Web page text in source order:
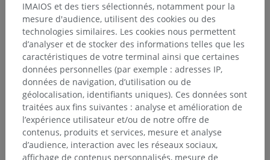
IMAIOS et des tiers sélectionnés, notamment pour la
mesure d'audience, utilisent des cookies ou des
technologies similaires. Les cookies nous permettent
d’analyser et de stocker des informations telles que les
caractéristiques de votre terminal ainsi que certaines
données personnelles (par exemple : adresses IP,
données de navigation, d’utilisation ou de
géolocalisation, identifiants uniques). Ces données sont
traitées aux fins suivantes : analyse et amélioration de
l’expérience utilisateur et/ou de notre offre de
contenus, produits et services, mesure et analyse
d’audience, interaction avec les réseaux sociaux,
affichage de contenus personnalisés, mesure de